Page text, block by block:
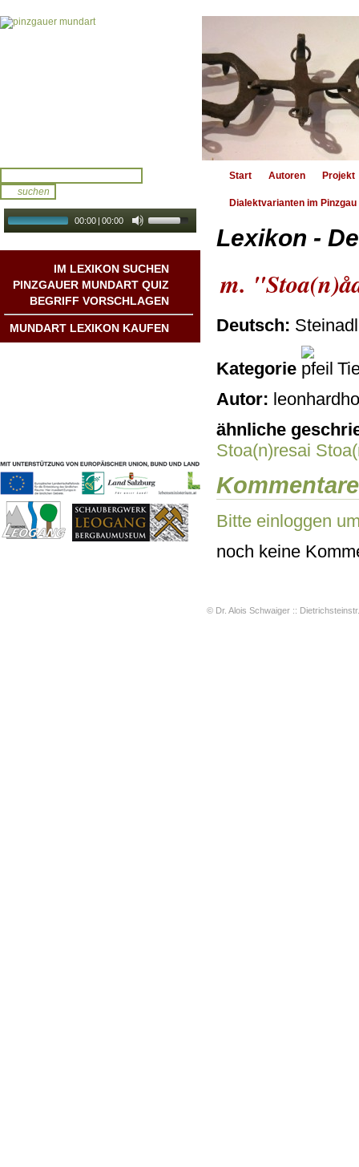
00:00 | 00:00
IM LEXIKON SUCHEN
PINZGAUER MUNDART QUIZ
BEGRIFF VORSCHLAGEN
MUNDART LEXIKON KAUFEN
Start Autoren Projekt
Dialektvarianten im Pinzgau
Lexikon -
m.
Deutsch:
Kategorie
Autor:
ähnliche
Stoa(n)resai
Kommentare
Bitte einloggen
noch keine
© Dr. Alois Schwaiger ::